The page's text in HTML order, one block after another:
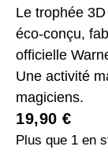
Le trophée
éco-conçu,
officielle
Une activité
magiciens.
19,90 €
Plus que 1 en